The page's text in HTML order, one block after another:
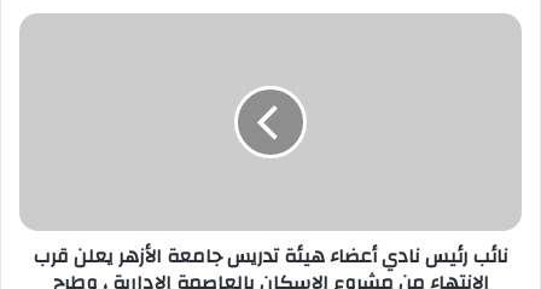
نائب
يعلن
قرب
الانتهاء
نائب رئيس نادي أعضاء هيئة تدريس جامعة الأزهر يعلن قرب